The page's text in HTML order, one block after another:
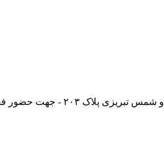
حضور فقط با هماهنگی قبلی